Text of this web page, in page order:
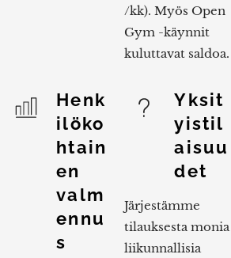
/kk). Myös Open
Gym -käynnit
kuluttavat saldoa.
Henk
ilöko
htain
en
valm
ennu
s
Yksit
yistil
aisuu
det
Järjestämme
tilauksesta monia
liikunnallisia